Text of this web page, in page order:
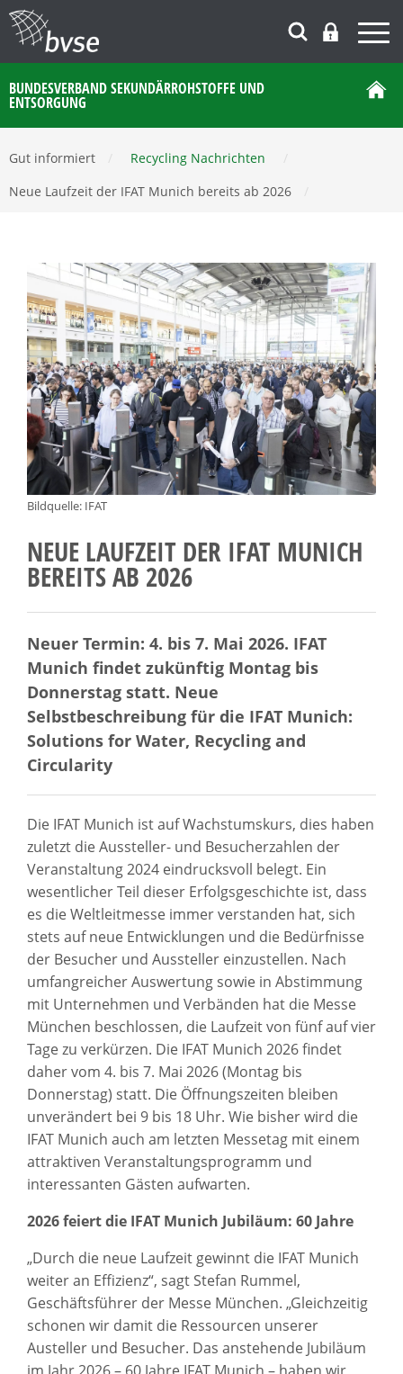
BUNDESVERBAND SEKUNDÄRROHSTOFFE UND
ENTSORGUNG
Gut informiert Recycling Nachrichten
Neue Laufzeit der IFAT Munich bereits ab 2026
Bildquelle: IFAT
NEUE LAUFZEIT DER IFAT MUNICH
BEREITS AB 2026
Neuer Termin: 4. bis 7. Mai 2026. IFAT
Munich findet zukünftig Montag bis
Donnerstag statt. Neue
Selbstbeschreibung für die IFAT Munich:
Solutions for Water, Recycling and
Circularity
Die IFAT Munich ist auf Wachstumskurs, dies haben
zuletzt die Aussteller- und Besucherzahlen der
Veranstaltung 2024 eindrucksvoll belegt. Ein
wesentlicher Teil dieser Erfolgsgeschichte ist, dass
es die Weltleitmesse immer verstanden hat, sich
stets auf neue Entwicklungen und die Bedürfnisse
der Besucher und Aussteller einzustellen. Nach
umfangreicher Auswertung sowie in Abstimmung
mit Unternehmen und Verbänden hat die Messe
München beschlossen, die Laufzeit von fünf auf vier
Tage zu verkürzen. Die IFAT Munich 2026 findet
daher vom 4. bis 7. Mai 2026 (Montag bis
Donnerstag) statt. Die Öffnungszeiten bleiben
unverändert bei 9 bis 18 Uhr. Wie bisher wird die
IFAT Munich auch am letzten Messetag mit einem
attraktiven Veranstaltungsprogramm und
interessanten Gästen aufwarten.
2026 feiert die IFAT Munich Jubiläum: 60 Jahre
„Durch die neue Laufzeit gewinnt die IFAT Munich
weiter an Effizienz“, sagt Stefan Rummel,
Geschäftsführer der Messe München. „Gleichzeitig
schonen wir damit die Ressourcen unserer
Austeller und Besucher. Das anstehende Jubiläum